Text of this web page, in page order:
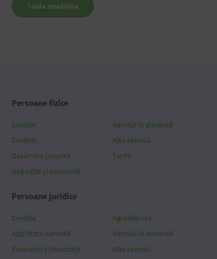
Toate noutățile
Persoane fizice
Credite
Carduri
Deservire curentă
Depozite și economii
Servicii la distanță
Alte servicii
Tarife
Persoane juridice
Credite
Activitate curentă
Economii și investiții
AgroFabrica
Servicii la distanță
Alte servicii